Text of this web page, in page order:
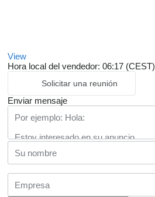
View
Hora local del vendedor: 06:17 (CEST)
Solicitar una reunión
Enviar mensaje